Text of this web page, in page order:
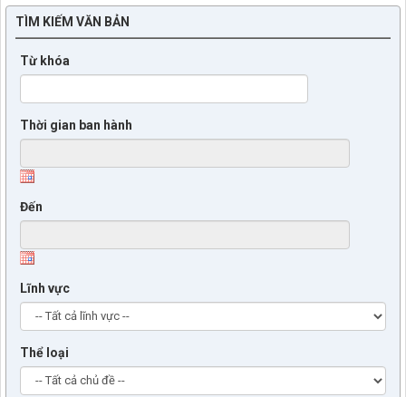
TÌM KIẾM VĂN BẢN
Từ khóa
Thời gian ban hành
Đến
Lĩnh vực
Thể loại